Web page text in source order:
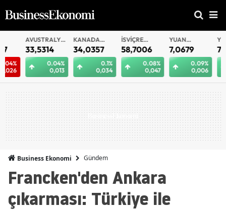
AVUSTRALYA
DOLARI
33,5314
0.04%
0,013
KANADA
DOLARI
34,0357
0,034
İSVIÇRE
FRANKI
58,7006
0.08%
0,047
OFFSHORE
7,0679
0.09%
0,006
7,0650
Business Ekonomi Gündem
Francken'den Ankara
çıkarması: Türkiye ile